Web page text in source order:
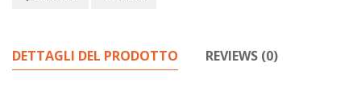
DETTAGLI DEL PRODOTTO REVIEWS (0)